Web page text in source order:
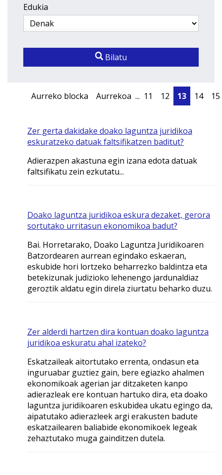
Edukia
Bilatu
Aurreko blocka Aurrekoa ... 11 12 13 14 15
Zer gerta dakidake doako laguntza juridikoa
eskuratzeko datuak faltsifikatzen baditut?
Adierazpen akastuna egin izana edota datuak
faltsifikatu zein ezkutatu...
Doako laguntza juridikoa eskura dezaket, gerora
sortutako urritasun ekonomikoa badut?
Bai. Horretarako, Doako Laguntza Juridikoaren
Batzordearen aurrean egindako eskaeran,
eskubide hori lortzeko beharrezko baldintza eta
betekizunak judizioko lehenengo jardunaldiaz
geroztik aldatu egin direla ziurtatu beharko duzu.
Zer alderdi hartzen dira kontuan doako laguntza
juridikoa eskuratu ahal izateko?
Eskatzaileak aitortutako errenta, ondasun eta
inguruabar guztiez gain, bere egiazko ahalmen
ekonomikoak agerian jar ditzaketen kanpo
adierazleak ere kontuan hartuko dira, eta doako
laguntza juridikoaren eskubidea ukatu egingo da,
aipatutako adierazleek argi erakusten badute
eskatzailearen baliabide ekonomikoek legeak
zehaztutako muga gainditzen dutela.